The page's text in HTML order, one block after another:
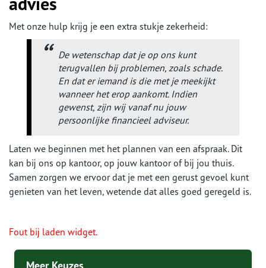
Met onze hulp krijg je een extra stukje zekerheid:
De wetenschap dat je op ons kunt
terugvallen bij problemen, zoals schade.
En dat er iemand is die met je meekijkt
wanneer het erop aankomt. Indien
gewenst, zijn wij vanaf nu jouw
persoonlijke financieel adviseur.
Laten we beginnen met het plannen van een afspraak. Dit
kan bij ons op kantoor, op jouw kantoor of bij jou thuis.
Samen zorgen we ervoor dat je met een gerust gevoel kunt
genieten van het leven, wetende dat alles goed geregeld is.
Fout bij laden widget.